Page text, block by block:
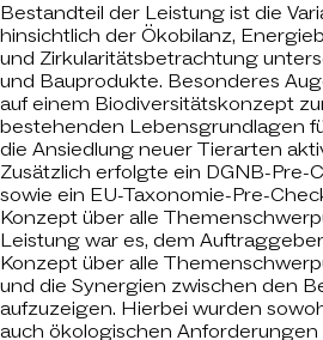
Bestandteil der Leistung ist die
hinsichtlich der Ökobilanz,
und Zirkularitätsbetrachtung
und Bauprodukte. Besonderes
auf einem Biodiversitätskonzept
bestehenden Lebensgrundlagen
die Ansiedlung neuer Tierarten
Zusätzlich erfolgte ein DGNB-Pre-
sowie ein EU-Taxonomie-Pre-
Konzept über alle
Leistung war es, dem
Konzept über alle
und die Synergien zwischen den
aufzuzeigen. Hierbei wurden
auch ökologischen Anforderungen